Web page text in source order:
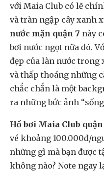
với Maia Club có lẽ
và tràn ngập cây xanh
nước mặn quận 7 này
bơi nước ngọt nữa đó.
đẹp của làn nước trong
và thấp thoáng những
chắc chắn là một
ra những bức ảnh “sống
Hồ bơi Maia Club
vé khoảng 100.000đ/
những gì mà bạn được
không nào? Note ngay